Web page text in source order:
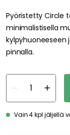
Pyöristetty Circle
minimalistisella
kylpyhuoneeseen
pinnalla.
Vain 4 kpl jäljellä